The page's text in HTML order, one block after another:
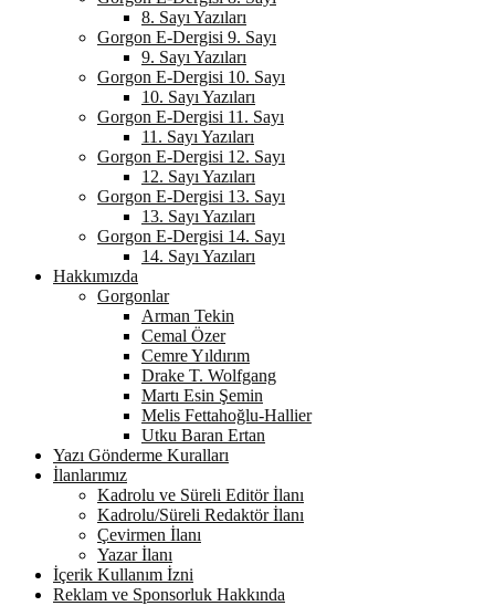
8. Sayı Yazıları
Gorgon E-Dergisi 9. Sayı
9. Sayı Yazıları
Gorgon E-Dergisi 10. Sayı
10. Sayı Yazıları
Gorgon E-Dergisi 11. Sayı
11. Sayı Yazıları
Gorgon E-Dergisi 12. Sayı
12. Sayı Yazıları
Gorgon E-Dergisi 13. Sayı
13. Sayı Yazıları
Gorgon E-Dergisi 14. Sayı
14. Sayı Yazıları
Hakkımızda
Gorgonlar
Arman Tekin
Cemal Özer
Cemre Yıldırım
Drake T. Wolfgang
Martı Esin Şemin
Melis Fettahoğlu-Hallier
Utku Baran Ertan
Yazı Gönderme Kuralları
İlanlarımız
Kadrolu ve Süreli Editör İlanı
Kadrolu/Süreli Redaktör İlanı
Çevirmen İlanı
Yazar İlanı
İçerik Kullanım İzni
Reklam ve Sponsorluk Hakkında